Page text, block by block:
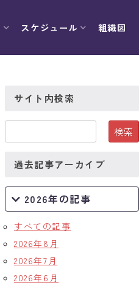
スケジュール 組織図
サイト内検索
過去記事アーカイブ
2026年の記事
すべての記事
2026年8月
2026年7月
2026年6月